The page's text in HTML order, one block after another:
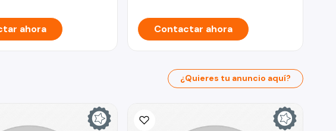
ahora Contactar ahora
¿Quieres tu anuncio aquí?